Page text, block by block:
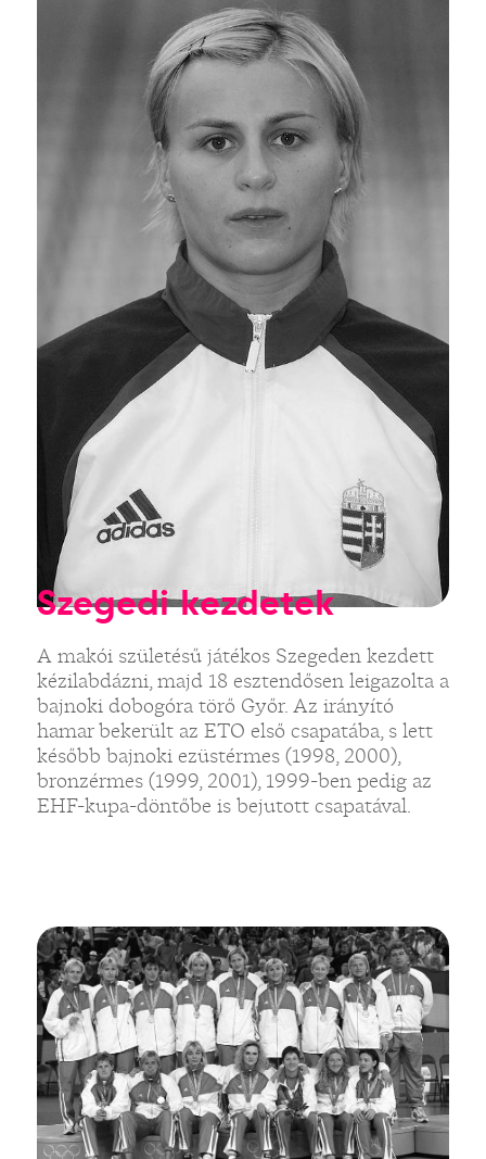
Szegedi kezdetek
A makói születésű játékos Szegeden kezdett
kézilabdázni, majd 18 esztendősen leigazolta a
bajnoki dobogóra törő Győr. Az irányító
hamar bekerült az ETO első csapatába, s lett
később bajnoki ezüstérmes (1998, 2000),
bronzérmes (1999, 2001), 1999-ben pedig az
EHF-kupa-döntőbe is bejutott csapatával.